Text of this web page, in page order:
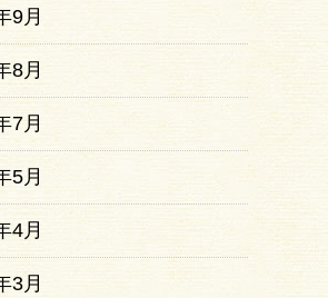
9月
8月
7月
5月
4月
3月